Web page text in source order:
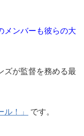
メンバーも彼らの大
ズが監督を務める最
ル！」 です。